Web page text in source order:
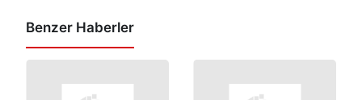
Benzer Haberler